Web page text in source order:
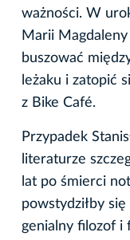
ważności. W
Marii
buszować
leżaku i zatopić
z Bike Café.
Przypadek
literaturze
lat po śmierci
powstydziłby
genialny filozof i